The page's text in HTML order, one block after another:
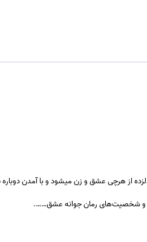
از هرچی عشق و زن میشود و با آمدن
و شخصیت‌های رمان جوانه عشق…….